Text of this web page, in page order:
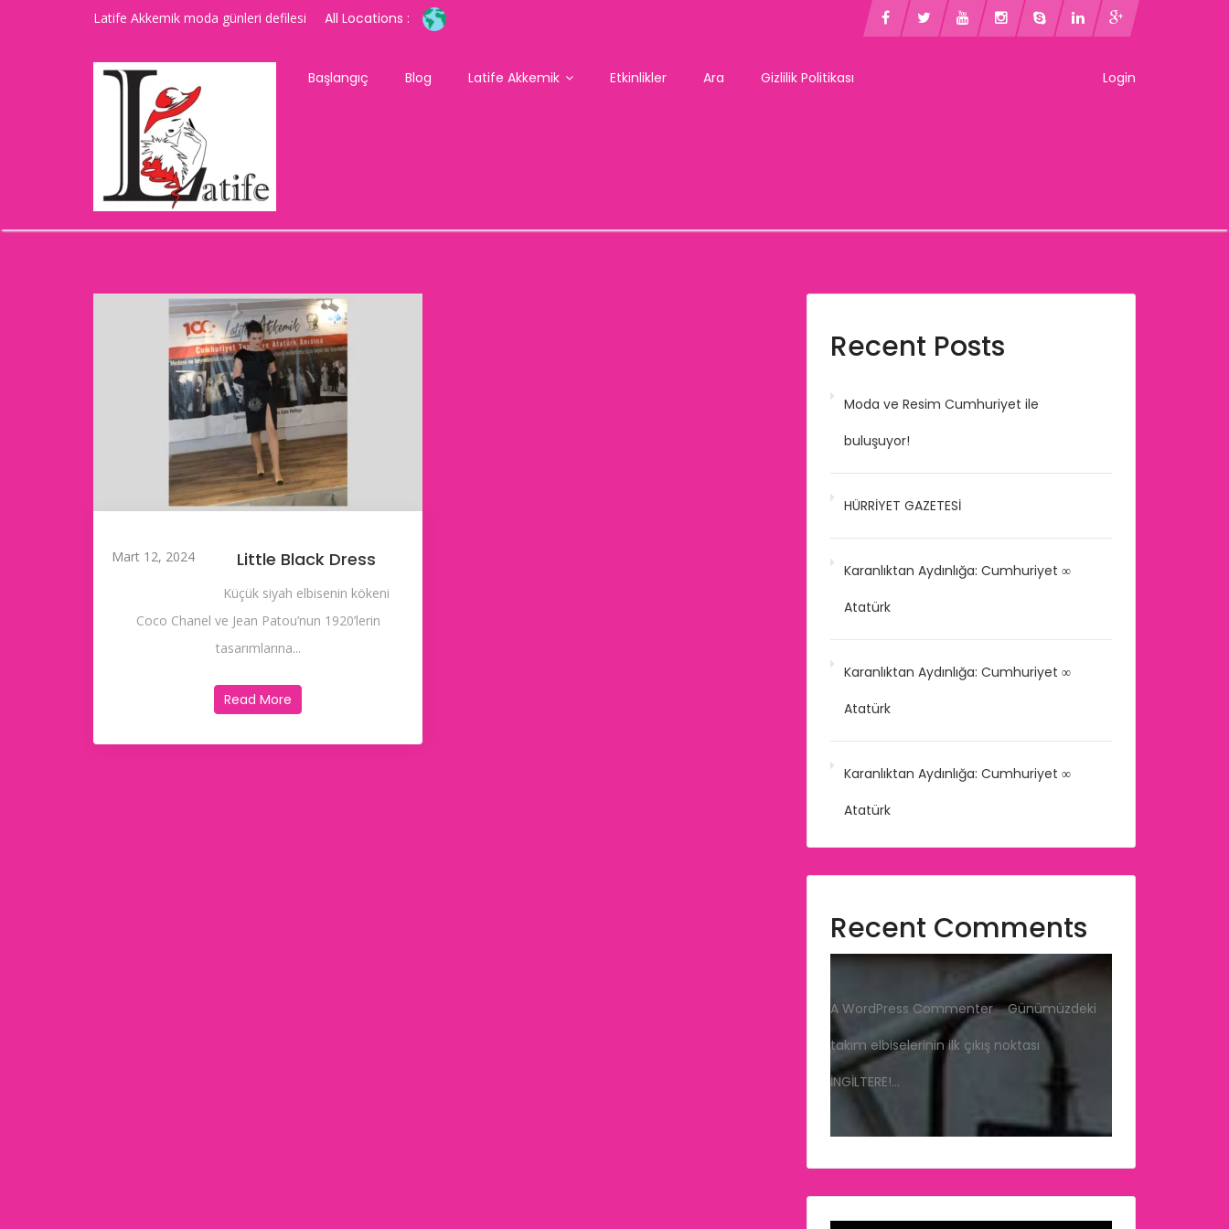
Latife Akkemik moda günleri defilesi All Locations :
Login
Başlangıç Blog Latife Akkemik Etkinlikler Ara Gizlilik Politikası
Mart 12, 2024 Little Black Dress
Küçük siyah elbisenin kökeni
Coco Chanel ve Jean Patou’nun 1920’lerin
tasarımlarına...
Read More
Recent Posts
Moda ve Resim Cumhuriyet ile
buluşuyor!
HÜRRİYET GAZETESİ
Karanlıktan Aydınlığa: Cumhuriyet ∞
Atatürk
Karanlıktan Aydınlığa: Cumhuriyet ∞
Atatürk
Karanlıktan Aydınlığa: Cumhuriyet ∞
Atatürk
Recent Comments
A WordPress Commenter-Günümüzdeki
takım elbiselerinin ilk çıkış noktası
İNGİLTERE!…